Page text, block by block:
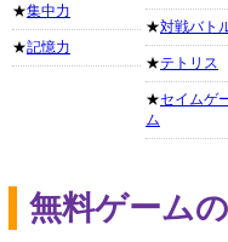
★集中力
★記憶力
★対戦バト
★テトリス
★セイムゲ
ム
無料ゲーム